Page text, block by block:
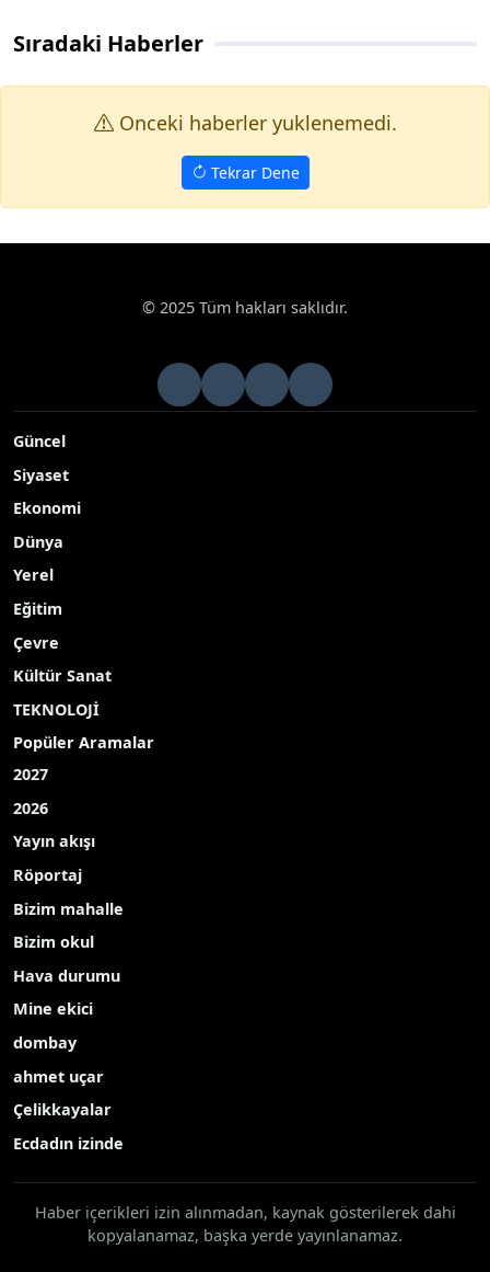
Sıradaki Haberler
Onceki haberler yuklenemedi.
Tekrar Dene
© 2025 Tüm hakları saklıdır.
Güncel
Siyaset
Ekonomi
Dünya
Yerel
Eğitim
Çevre
Kültür Sanat
TEKNOLOJİ
Popüler Aramalar
2027
2026
Yayın akışı
Röportaj
Bizim mahalle
Bizim okul
Hava durumu
Mine ekici
dombay
ahmet uçar
Çelikkayalar
Ecdadın izinde
Haber içerikleri izin alınmadan, kaynak gösterilerek dahi
kopyalanamaz, başka yerde yayınlanamaz.